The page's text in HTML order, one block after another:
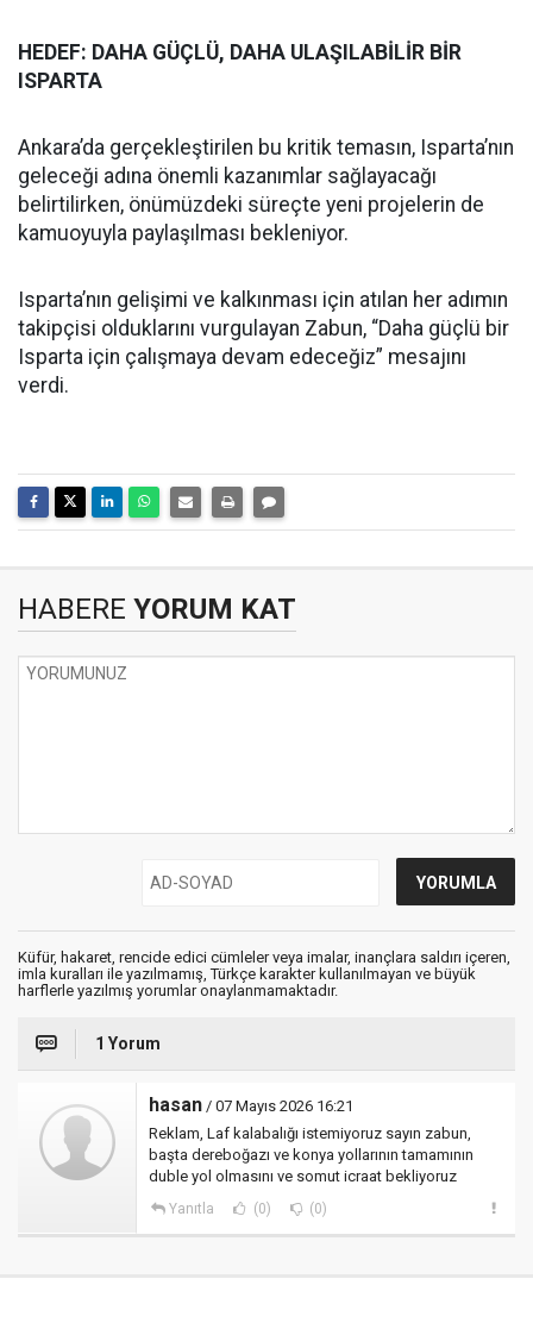
HEDEF: DAHA GÜÇLÜ, DAHA ULAŞILABİLİR BİR
ISPARTA
Ankara’da gerçekleştirilen bu kritik temasın, Isparta’nın
geleceği adına önemli kazanımlar sağlayacağı
belirtilirken, önümüzdeki süreçte yeni projelerin de
kamuoyuyla paylaşılması bekleniyor.
Isparta’nın gelişimi ve kalkınması için atılan her adımın
takipçisi olduklarını vurgulayan Zabun, “Daha güçlü bir
Isparta için çalışmaya devam edeceğiz” mesajını
verdi.
HABERE YORUM KAT
Küfür, hakaret, rencide edici cümleler veya imalar, inançlara saldırı içeren,
imla kuralları ile yazılmamış, Türkçe karakter kullanılmayan ve büyük
harflerle yazılmış yorumlar onaylanmamaktadır.
1 Yorum
hasan / 07 Mayıs 2026 16:21
Reklam, Laf kalabalığı istemiyoruz sayın zabun,
başta dereboğazı ve konya yollarının tamamının
duble yol olmasını ve somut icraat bekliyoruz
Yanıtla (0) (0)